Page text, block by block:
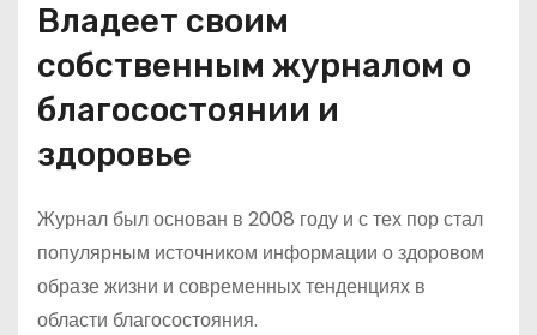
Владеет своим
собственным журналом о
благосостоянии и
здоровье
Журнал был основан в 2008 году и с тех пор стал
популярным источником информации о здоровом
образе жизни и современных тенденциях в
области благосостояния.